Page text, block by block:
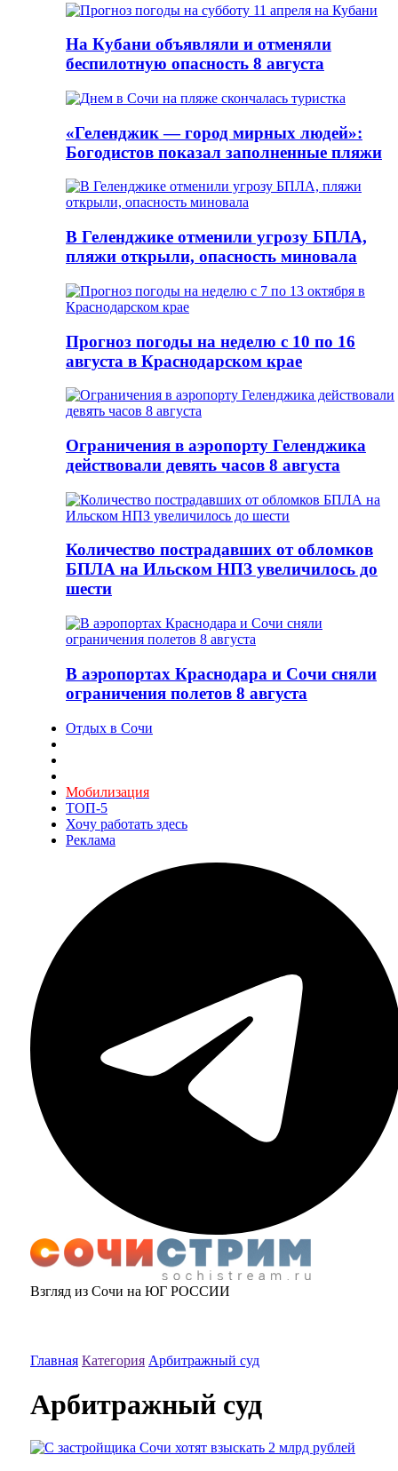
На Кубани объявляли и отменяли
беспилотную опасность 8 августа
«Геленджик — город мирных людей»:
Богодистов показал заполненные пляжи
В Геленджике отменили угрозу БПЛА,
пляжи открыли, опасность миновала
Прогноз погоды на неделю с 10 по 16
августа в Краснодарском крае
Ограничения в аэропорту Геленджика
действовали девять часов 8 августа
Количество пострадавших от обломков
БПЛА на Ильском НПЗ увеличилось до
шести
В аэропортах Краснодара и Сочи сняли
ограничения полетов 8 августа
Отдых в Сочи
Мобилизация
ТОП-5
Хочу работать здесь
Реклама
Взгляд из Сочи на ЮГ РОССИИ
Главная Категория Арбитражный суд
Арбитражный суд